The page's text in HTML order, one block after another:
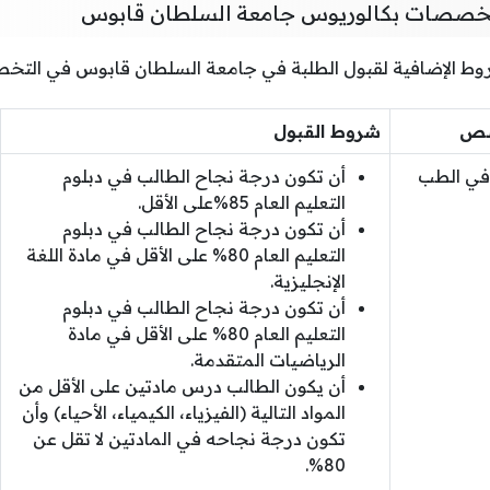
بكالوريوس جامعة السلطان قابوس
الإضافية لقبول الطلبة في جامعة السلطان قابوس في
شروط القبول
في الطب
أن تكون درجة نجاح الطالب في دبلوم
التعليم العام 85%على الأقل.
أن تكون درجة نجاح الطالب في دبلوم
التعليم العام 80% على الأقل في مادة اللغة
الإنجليزية.
أن تكون درجة نجاح الطالب في دبلوم
التعليم العام 80% على الأقل في مادة
الرياضيات المتقدمة.
أن يكون الطالب درس مادتين على الأقل من
المواد التالية (الفيزياء، الكيمياء، الأحياء) وأن
تكون درجة نجاحه في المادتين لا تقل عن
80%.